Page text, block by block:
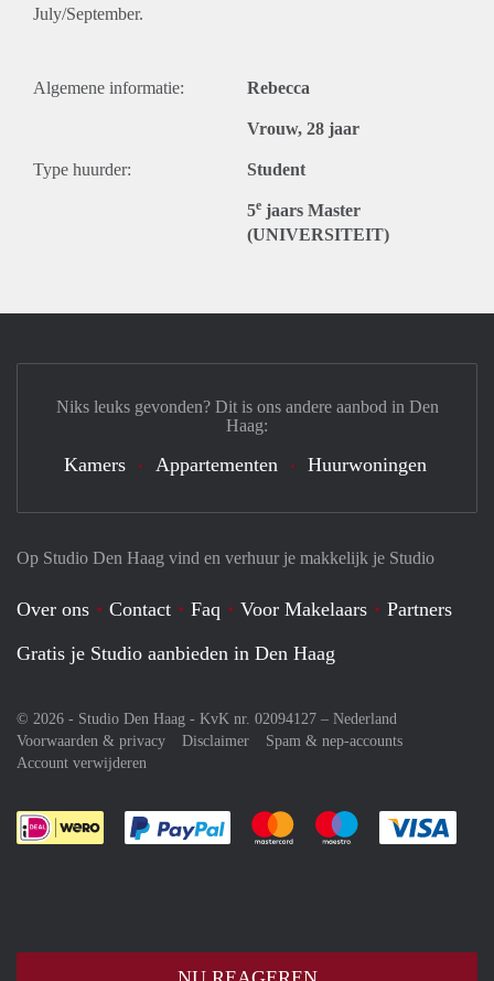
July/September.
Algemene informatie: Rebecca
Vrouw, 28 jaar
Type huurder: Student
5e jaars Master
(UNIVERSITEIT)
Op Studio Den Haag vind en verhuur je makkelijk je Studio
Over ons Contact Faq Voor Makelaars
Partners
Gratis je Studio aanbieden in Den Haag
© 2026 - Studio Den Haag - KvK nr. 02094127 – Nederland
Voorwaarden & privacy
Disclaimer
Spam & nep-accounts
Account verwijderen
Je rekent gemakkelijk af met Paypal
Je rekent gemakkelijk af met
Je rekent
Niks leuks gevonden? Dit is ons andere aanbod in Den
Haag:
Kamers Appartementen Huurwoningen